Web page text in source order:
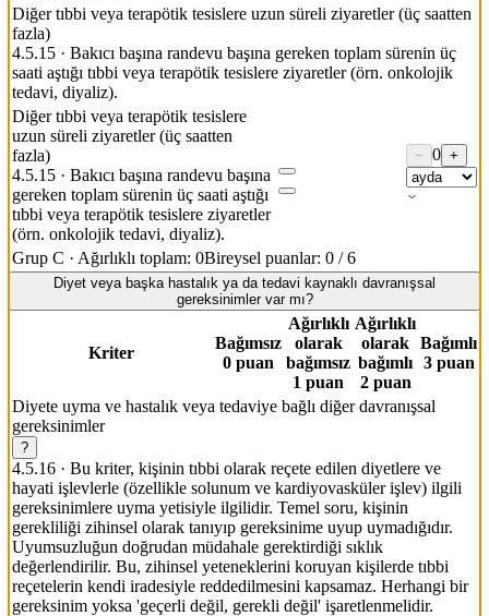
Diğer tıbbi veya terapötik tesislere uzun süreli ziyaretler (üç saatten
fazla)
4.5.15 · Bakıcı başına randevu başına gereken toplam sürenin üç
saati aştığı tıbbi veya terapötik tesislere ziyaretler (örn. onkolojik
tedavi, diyaliz).
Diğer tıbbi veya terapötik tesislere
uzun süreli ziyaretler (üç saatten
fazla)
4.5.15 · Bakıcı başına randevu başına
gereken toplam sürenin üç saati aştığı
tıbbi veya terapötik tesislere ziyaretler
(örn. onkolojik tedavi, diyaliz).
− 0 +
Grup C · Ağırlıklı toplam: 0Bireysel puanlar: 0 / 6
Diyet veya başka hastalık ya da tedavi kaynaklı davranışsal
gereksinimler var mı?
Kriter
Bağımsız
0 puan
Ağırlıklı
olarak
bağımsız
1 puan
Ağırlıklı
olarak
bağımlı
2 puan
Bağımlı
3 puan
Diyete uyma ve hastalık veya tedaviye bağlı diğer davranışsal
gereksinimler
?
4.5.16 · Bu kriter, kişinin tıbbi olarak reçete edilen diyetlere ve
hayati işlevlerle (özellikle solunum ve kardiyovasküler işlev) ilgili
gereksinimlere uyma yetisiyle ilgilidir. Temel soru, kişinin
gerekliliği zihinsel olarak tanıyıp gereksinime uyup uymadığıdır.
Uyumsuzluğun doğrudan müdahale gerektirdiği sıklık
değerlendirilir. Bu, zihinsel yeteneklerini koruyan kişilerde tıbbi
reçetelerin kendi iradesiyle reddedilmesini kapsamaz. Herhangi bir
gereksinim yoksa 'geçerli değil, gerekli değil' işaretlenmelidir.